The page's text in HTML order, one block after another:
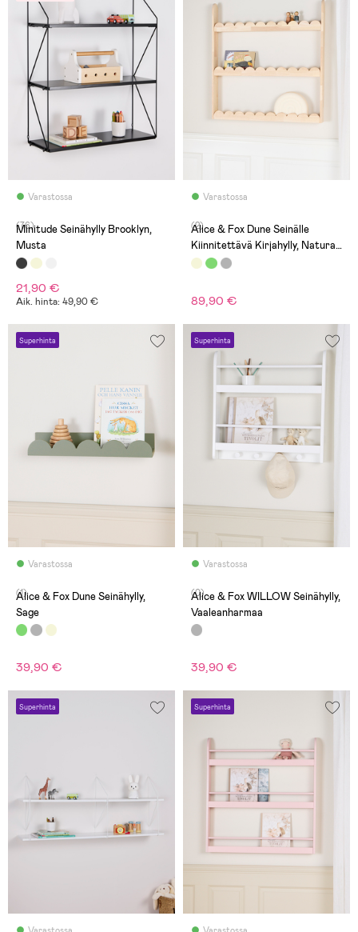
Varastossa
(76)
Minitude Seinähylly Brooklyn,
Musta
21,90 €
Aik. hinta: 49,90 €
Varastossa
(2)
Alice & Fox Dune Seinälle
Kiinnitettävä Kirjahylly, Natural
Wood
89,90 €
Superhinta
Varastossa
(1)
Alice & Fox Dune Seinähylly,
Sage
39,90 €
Superhinta
Varastossa
(0)
Alice & Fox WILLOW Seinähylly,
Vaaleanharmaa
39,90 €
Superhinta Superhinta